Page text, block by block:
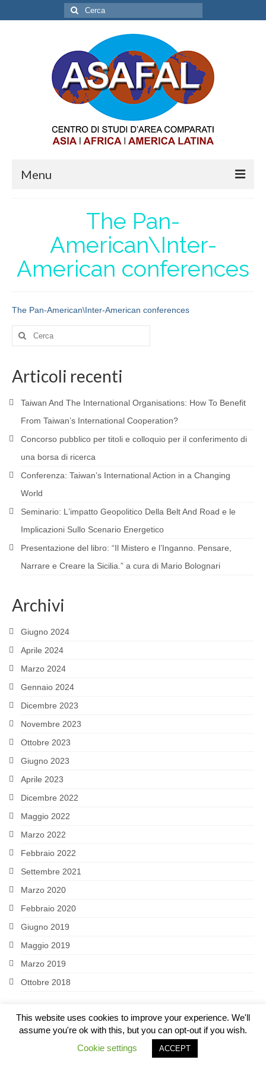
Cerca:
Menu
OPPORTUNITIES
INTERNSHIP
PARTNERSHIP
RESEARCH
BIBLIOGRAPHY
CONTACTS
MEMBERS
BECOME A MEMBER
AFRICA
PROJECTS AND PUBLICATIONS
MATERIALS
EVENTS
SOURCES AND WEBSITES OF INTEREST
RESEARCH
PROJECTS AND PUBLICATIONS
EVENTS
Incontri diplomatici calendario Marzo 2022
Presentazione del volume di Axel Berkofsky
SOURCES AND WEBSITES OF INTEREST
LATIN AMERICA
RESEARCH
MATERIALS
I Seminario Internazionale Formazione
Politica del Messico
El modelo fisiocrático – La Fisiocracia
Lectio Magistralis “Estado, política y
conflicto en Colombia, siglos XIX-XX”
SOURCES AND WEBSITES OF INTEREST
The Pan-
American\Inter-
American conferences
The Pan-American\Inter-American conferences
Cerca:
Articoli recenti
Taiwan And The International Organisations: How To Benefit
From Taiwan’s International Cooperation?
Concorso pubblico per titoli e colloquio per il conferimento di
una borsa di ricerca
Conferenza: Taiwanʼs International Action in a Changing
World
Seminario: Lʼimpatto Geopolitico Della Belt And Road e le
Implicazioni Sullo Scenario Energetico
Presentazione del libro: “Il Mistero e l’Inganno. Pensare,
Narrare e Creare la Sicilia.” a cura di Mario Bolognari
Archivi
Giugno 2024
Aprile 2024
Marzo 2024
Gennaio 2024
Dicembre 2023
Novembre 2023
Ottobre 2023
Giugno 2023
Aprile 2023
Dicembre 2022
Maggio 2022
Marzo 2022
Febbraio 2022
Settembre 2021
Marzo 2020
Febbraio 2020
Giugno 2019
Maggio 2019
Marzo 2019
Ottobre 2018
© 2026 Centro interuniversitario di studi d'area comparati asia africa latina america
This website uses cookies to improve your experience. We'll
assume you're ok with this, but you can opt-out if you wish.
Cookie settings
ACCEPT